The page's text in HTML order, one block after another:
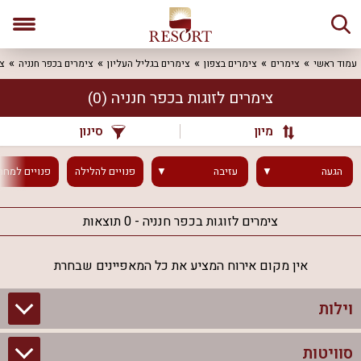
עמוד ראשי צימרים צימרים בצפון צימרים בגליל העליון צימרים בכפר חנניה
צימרים לזוגות בכפר חנניה (0)
מיון סינון
הגעה עזיבה פנוייםלהלילה פנויים
צימרים לזוגות בכפר חנניה - 0 תוצאות
אין מקום אירוח המציע את כל המאפיינים שבחרת
וילות
סוויטות